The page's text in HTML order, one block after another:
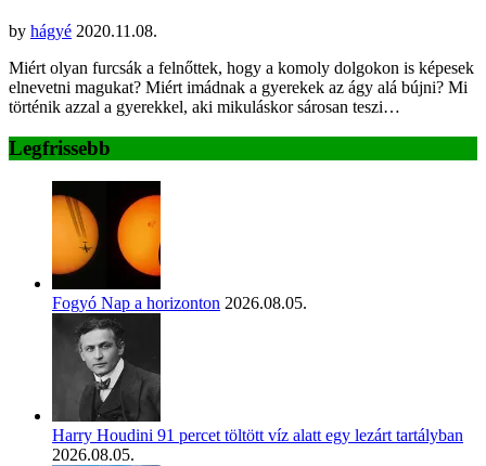
by hágyé 2020.11.08.
Miért olyan furcsák a felnőttek, hogy a komoly dolgokon is képesek
elnevetni magukat? Miért imádnak a gyerekek az ágy alá bújni? Mi
történik azzal a gyerekkel, aki mikuláskor sárosan teszi…
Legfrissebb
Fogyó Nap a horizonton 2026.08.05.
Harry Houdini 91 percet töltött víz alatt egy lezárt tartályban
2026.08.05.